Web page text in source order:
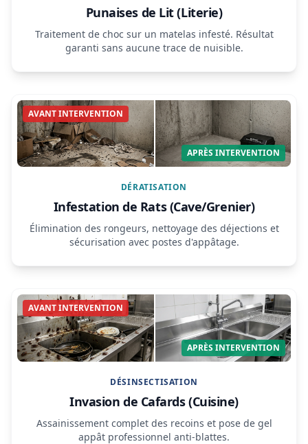
Punaises de Lit (Literie)
Traitement de choc sur un matelas infesté. Résultat
garanti sans aucune trace de nuisible.
AVANT INTERVENTION
APRÈS INTERVENTION
DÉRATISATION
Infestation de Rats (Cave/Grenier)
Élimination des rongeurs, nettoyage des déjections et
sécurisation avec postes d'appâtage.
AVANT INTERVENTION
APRÈS INTERVENTION
DÉSINSECTISATION
Invasion de Cafards (Cuisine)
Assainissement complet des recoins et pose de gel
appât professionnel anti-blattes.